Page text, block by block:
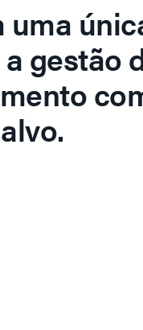
uma
gestão